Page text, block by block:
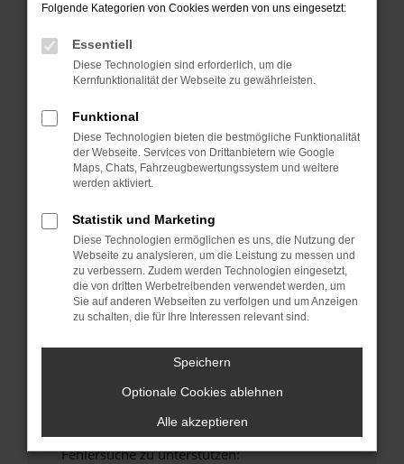
Prüfe deine Browsererweiterungen.
Manche Erweiterungen, wie Werbeblocker,
können das Laden bestimmter Seiten
verhindern. Funktioniert die Seite in einem
Fenster?
Starte dein Gerät neu.
Das kann manchmal helfen, vorübergehende
Probleme zu beheben.
Betriebssystem auf dem neuesten Stand
sind.
Veraltete Software birgt nicht nur ein
Sicherheitsrisiko, sondern kann auch dazu
führen, dass bestimmte Funktionen nicht mehr
unterstützt werden.
Wende dich an den Webseitenbetreiber.
Wenn du alle oben genannten Schritte versucht
hast, kontaktiere uns bitte. Wir werden
versuchen, das Problem zu beheben. Du kannst
uns diesen Text schicken, um uns bei der
Fehlersuche zu unterstützen:
Folgende Kategorien von Cookies werden von uns eingesetzt:
Essentiell
Diese Technologien sind erforderlich, um die
Kernfunktionalität der Webseite zu gewährleisten.
Funktional
Diese Technologien bieten die bestmögliche Funktionalität
der Webseite. Services von Drittanbietern wie Google
Maps, Chats, Fahrzeugbewertungssystem und weitere
werden aktiviert.
Statistik und Marketing
Diese Technologien ermöglichen es uns, die Nutzung der
Webseite zu analysieren, um die Leistung zu messen und
zu verbessern. Zudem werden Technologien eingesetzt,
die von dritten Werbetreibenden verwendet werden, um
Sie auf anderen Webseiten zu verfolgen und um Anzeigen
zu schalten, die für Ihre Interessen relevant sind.
Speichern
Optionale Cookies ablehnen
Alle akzeptieren